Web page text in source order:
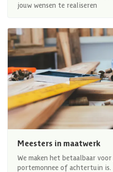
jouw wensen te realiseren
Meesters in maatwerk
We maken het betaalbaar
portemonnee of achtertuin is.